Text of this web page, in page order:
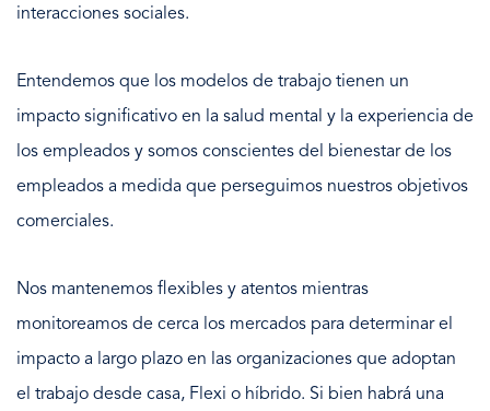
interacciones sociales.
Entendemos que los modelos de trabajo tienen un
impacto significativo en la salud mental y la experiencia de
los empleados y somos conscientes del bienestar de los
empleados a medida que perseguimos nuestros objetivos
comerciales.
Nos mantenemos flexibles y atentos mientras
monitoreamos de cerca los mercados para determinar el
impacto a largo plazo en las organizaciones que adoptan
el trabajo desde casa, Flexi o híbrido. Si bien habrá una